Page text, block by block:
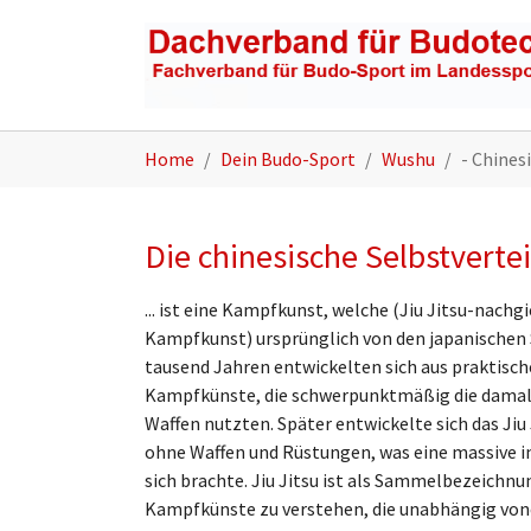
Home Dein Budo-Sport Wushu -
Die chinesische
... ist eine Kampfkunst, welche (Jiu Jitsu-
Kampfkunst) ursprünglich von den
tausend Jahren entwickelten sich aus
Kampfkünste, die schwerpunktmäßig die
Waffen nutzten. Später entwickelte sich das
ohne Waffen und Rüstungen, was eine
sich brachte. Jiu Jitsu ist als
Kampfkünste zu verstehen, die unabhängig